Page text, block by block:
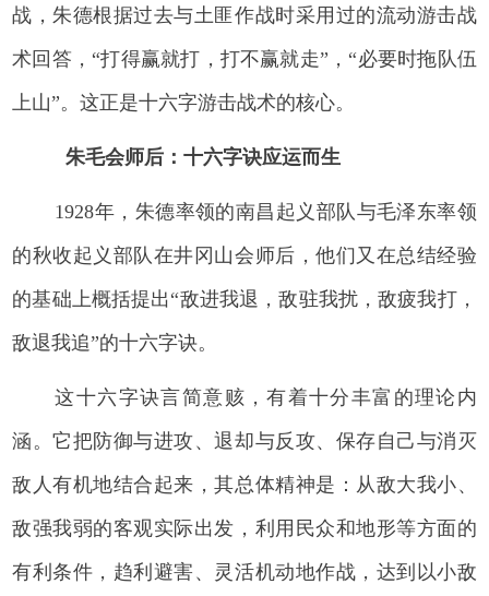
战，朱德根据过去与土匪作战时采用过的流动游击战
术回答，“打得赢就打，打不赢就走”，“必要时拖队伍
上山”。这正是十六字游击战术的核心。
朱毛会师后：十六字诀应运而生
1928年，朱德率领的南昌起义部队与毛泽东率领
的秋收起义部队在井冈山会师后，他们又在总结经验
的基础上概括提出“敌进我退，敌驻我扰，敌疲我打，
敌退我追”的十六字诀。
这十六字诀言简意赅，有着十分丰富的理论内
涵。它把防御与进攻、退却与反攻、保存自己与消灭
敌人有机地结合起来，其总体精神是：从敌大我小、
敌强我弱的客观实际出发，利用民众和地形等方面的
有利条件，趋利避害、灵活机动地作战，达到以小敌